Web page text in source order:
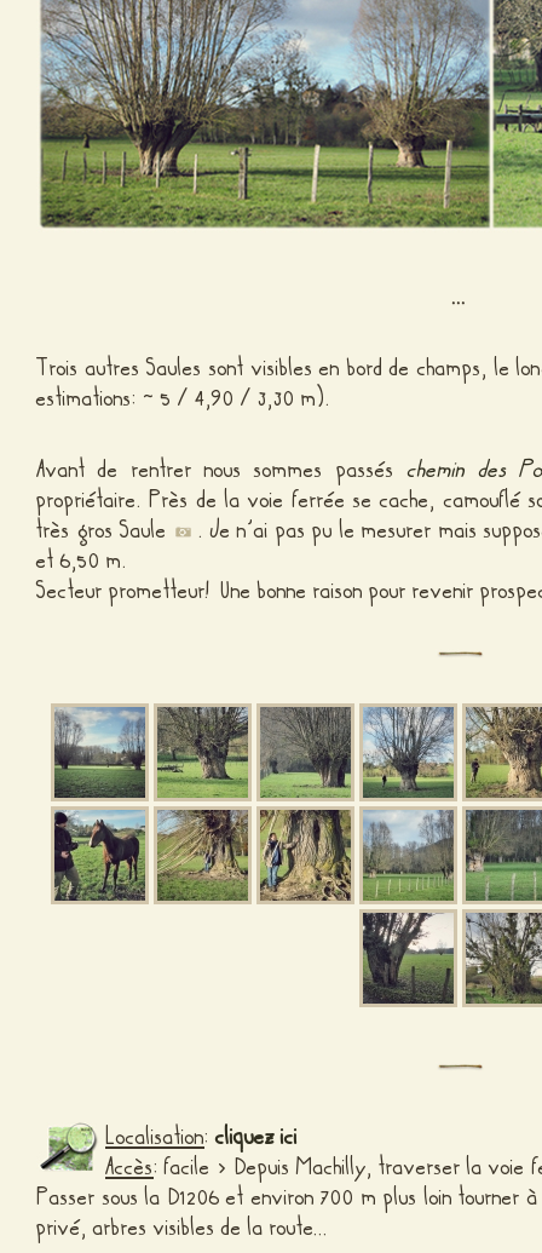
…
Trois autres Saules sont visibles en bord de champs, le
estimations: ~ 5 / 4,90 / 3,30 m).
Avant de rentrer nous sommes passéschemin des
propriétaire. Près de la voie ferrée se cache, camouflé
très gros Saule
. Je n’ai pas pu le mesurer mais
et 6,50 m.
Secteur prometteur! Une bonne raison pour revenir
Localisation:cliquez ici
Accès: facile > Depuis Machilly, traverser la voie
Passer sous la D1206 et environ 700 m plus loin tourner
privé, arbres visibles de la route…